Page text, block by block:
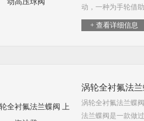
动，一种为手轮借
双相钢2205海水淡
+ 查看详细信息
涡轮全衬氟法
涡轮全衬氟法兰蝶
法兰蝶阀是一款做